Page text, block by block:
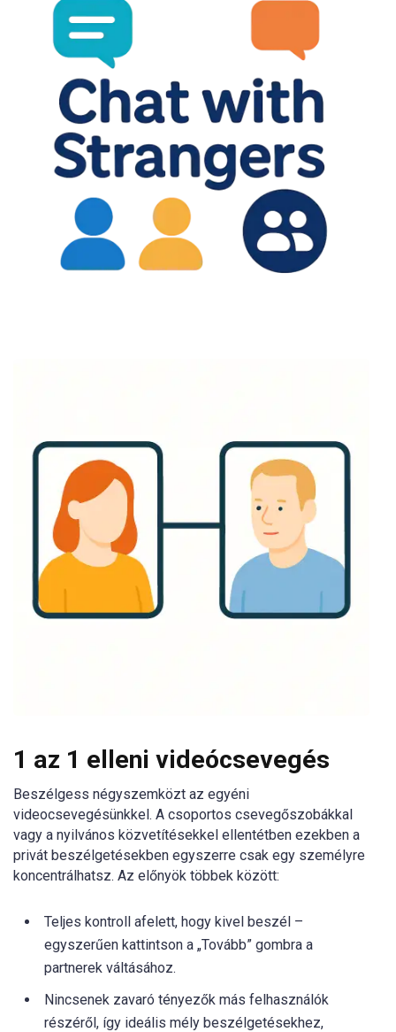
1 az 1 elleni videócsevegés
Beszélgess négyszemközt az egyéni
videocsevegésünkkel. A csoportos csevegőszobákkal
vagy a nyilvános közvetítésekkel ellentétben ezekben a
privát beszélgetésekben egyszerre csak egy személyre
koncentrálhatsz. Az előnyök többek között:
Teljes kontroll afelett, hogy kivel beszél –
egyszerűen kattintson a „Tovább” gombra a
partnerek váltásához.
Nincsenek zavaró tényezők más felhasználók
részéről, így ideális mély beszélgetésekhez,